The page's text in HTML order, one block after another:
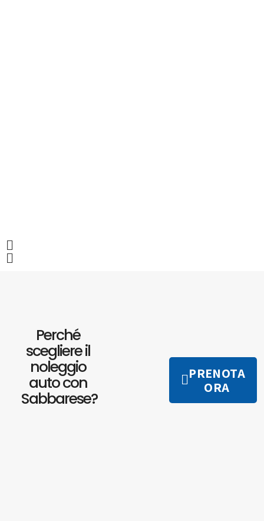
Perché
scegliere il
noleggio
auto con
Sabbarese?
PRENOTA
ORA